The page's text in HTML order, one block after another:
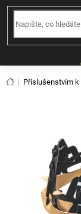
Přejít
obsah
Domů
Příslušenstvím